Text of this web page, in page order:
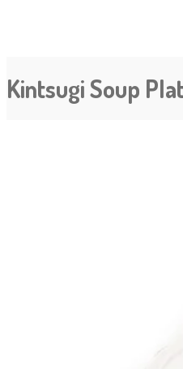
Kintsugi Soup